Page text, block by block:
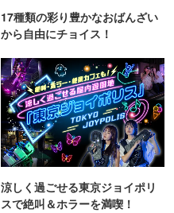
17種類の彩り豊かなおばんざい
から自由にチョイス！
涼しく過ごせる東京ジョイポリ
スで絶叫＆ホラーを満喫！